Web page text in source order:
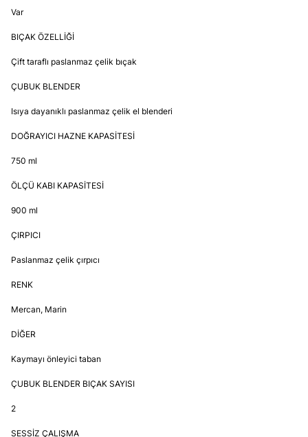
Var
BIÇAK ÖZELLİĞİ
Çift taraflı paslanmaz çelik bıçak
ÇUBUK BLENDER
Isıya dayanıklı paslanmaz çelik el blenderi
DOĞRAYICI HAZNE KAPASİTESİ
750 ml
ÖLÇÜ KABI KAPASİTESİ
900 ml
ÇIRPICI
Paslanmaz çelik çırpıcı
RENK
Mercan, Marin
DİĞER
Kaymayı önleyici taban
ÇUBUK BLENDER BIÇAK SAYISI
2
SESSİZ ÇALIŞMA